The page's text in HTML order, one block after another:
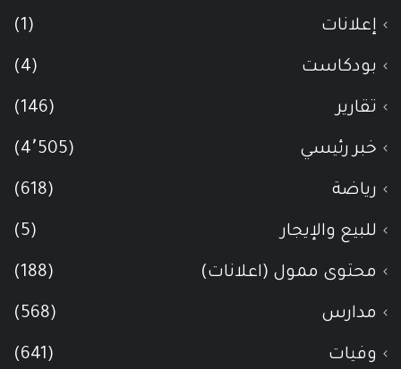
إعلانات (1)
بودكاست (4)
تقارير (146)
خبر رئيسي (4٬505)
رياضة (618)
للبيع والإيجار (5)
محتوى ممول (اعلانات) (188)
مدارس (568)
وفيات (641)